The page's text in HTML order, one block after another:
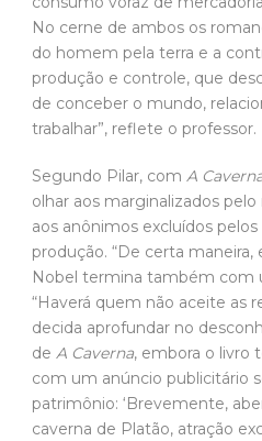
Segundo Pilar, com A
olhar aos marginalizados
aos anônimos excluídos
produção. “De certa maneira,
Nobel termina também com
decida aprofundar no
deA Caverna , embora o livro
com um anúncio publicitário
patrimônio: ‘Brevemente,
caverna de Platão, atração
compre já a sua entrada’.”
Contos e
Chauvin também tomará